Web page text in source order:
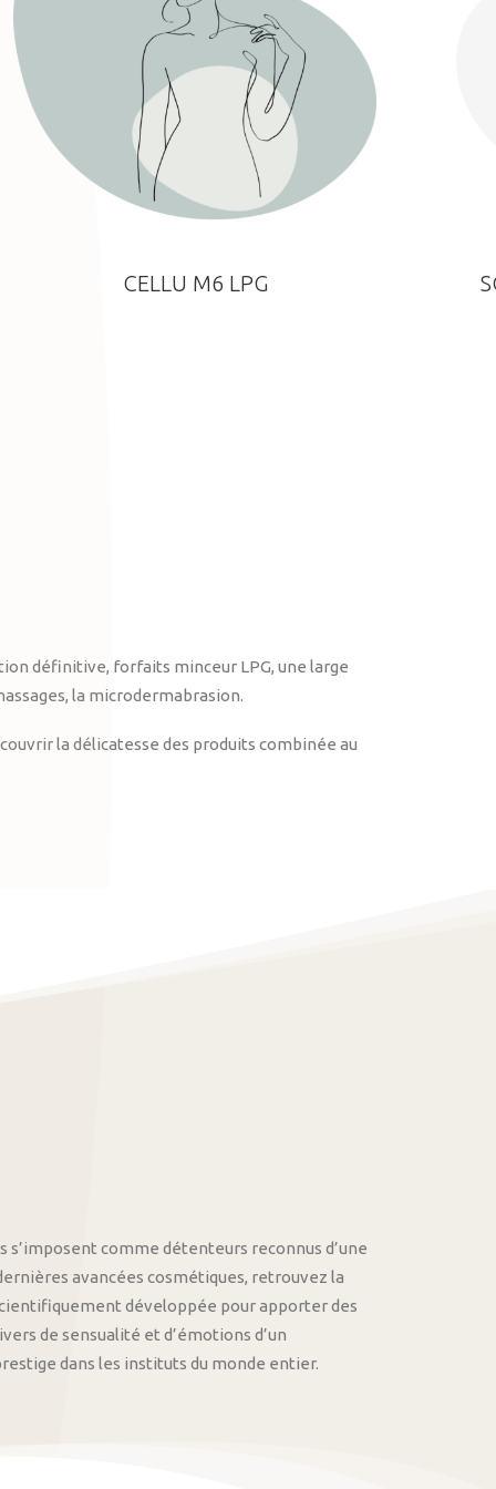
CELLU M6 LPG
définitive, forfaits minceur LPG, une large
la microdermabrasion.
la délicatesse des produits combinée au
s’imposent comme détenteurs reconnus d’une
avancées cosmétiques, retrouvez la
développée pour apporter des
de sensualité et d’émotions d’un
dans les instituts du monde entier.